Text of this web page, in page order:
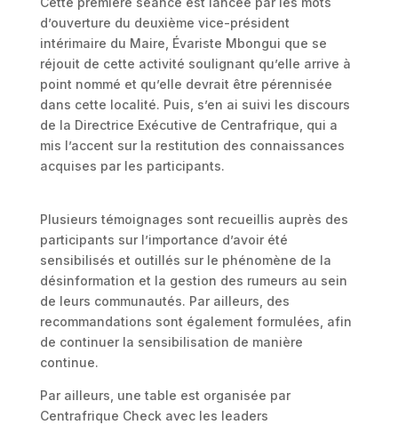
d’ouverture du deuxième vice-président
intérimaire du Maire, Évariste Mbongui que se
réjouit de cette activité soulignant qu’elle arrive à
point nommé et qu’elle devrait être pérennisée
dans cette localité. Puis, s’en ai suivi les discours
de la Directrice Exécutive de Centrafrique, qui a
mis l’accent sur la restitution des connaissances
acquises par les participants.
Plusieurs témoignages sont recueillis auprès des
participants sur l’importance d’avoir été
sensibilisés et outillés sur le phénomène de la
désinformation et la gestion des rumeurs au sein
de leurs communautés. Par ailleurs, des
recommandations sont également formulées, afin
de continuer la sensibilisation de manière
continue.
Par ailleurs, une table est organisée par
Centrafrique Check avec les leaders